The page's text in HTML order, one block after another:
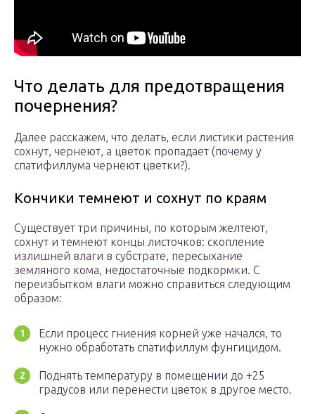
Что делать для предотвращения
почернения?
Далее расскажем, что делать, если листики растения
сохнут, чернеют, а цветок пропадает (почему у
спатифиллума чернеют цветки?).
Кончики темнеют и сохнут по краям
Существует три причины, по которым желтеют,
сохнут и темнеют концы листочков: скопление
излишней влаги в субстрате, пересыхание
земляного кома, недостаточные подкормки. С
переизбытком влаги можно справиться следующим
образом:
Если процесс гниения корней уже начался, то
нужно обработать спатифиллум фунгицидом.
Поднять температуру в помещении до +25
градусов или перенести цветок в другое место.